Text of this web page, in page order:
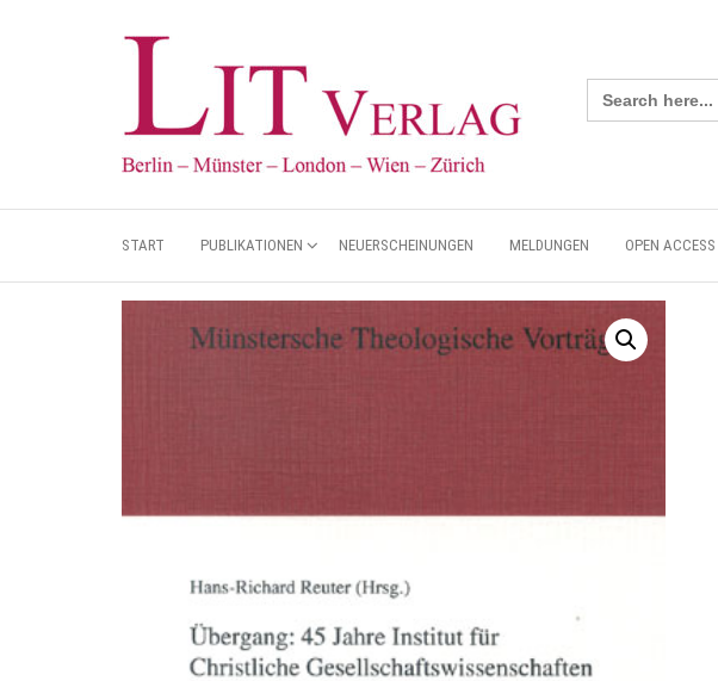
Search
for:
START PUBLIKATIONEN NEUERSCHEINUNGEN MELDUNGEN OPEN ACCESS